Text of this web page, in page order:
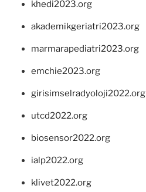
khedi2023.org
akademikgeriatri2023.org
marmarapediatri2023.org
emchie2023.org
girisimselradyoloji2022.org
utcd2022.org
biosensor2022.org
ialp2022.org
klivet2022.org